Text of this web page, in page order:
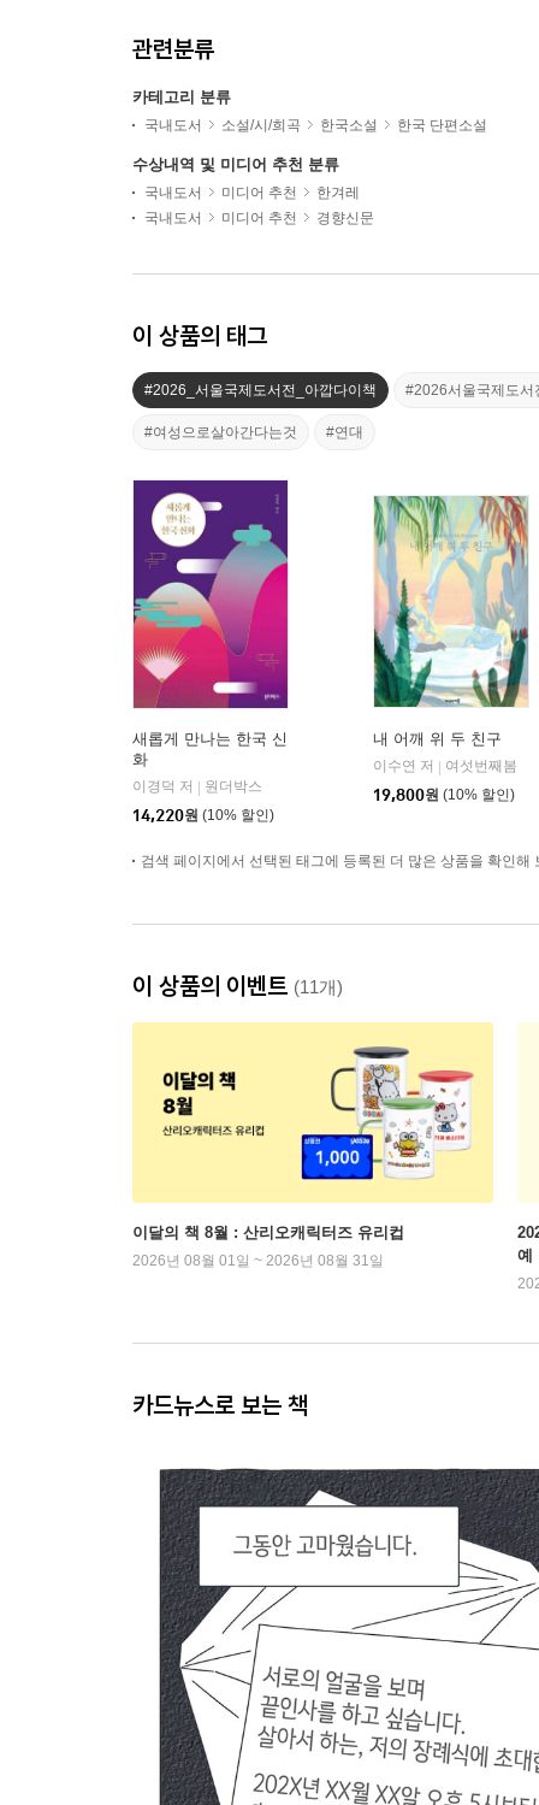
관련분류
카테고리 분류
국내도서 소설/시/희곡 한국소설 한국 단편소설
수상내역 및 미디어 추천 분류
국내도서 미디어 추천
한겨레
국내도서
미디어 추천 경향신문
이 상품의 태그
#2026_서울국제도서전_아깝다이책 #2026서울국제도서
#여성으로살아간다는것 #연대
새롭게 만나는 한국 신
화
이경덕 저
원더박스
14,220원 (10% 할인)
내 어깨 위 두 친구
이수연 저
여섯번째봄
19,800원 (10% 할인)
검색 페이지에서 선택된 태그에 등록된 더 많은 상품을 확인해
이 상품의 이벤트 (11개)
이달의 책 8월 : 산리오캐릭터즈 유리컵
2026년 08월 01일 ~ 2026년 08월 31일
예
카드뉴스로 보는 책